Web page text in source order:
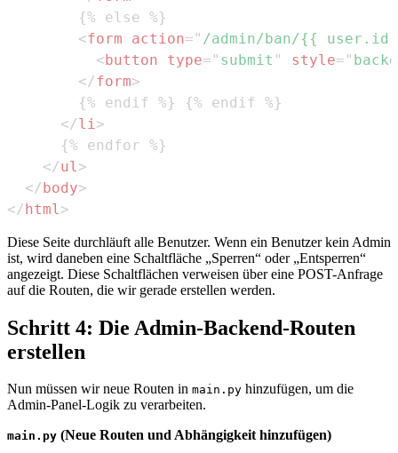
<form action= " /admin/ban/{{
<button type= " submit " style= "
</form>
</li >
</ul >
</body>
</html >
Diese Seite durchläuft alle Benutzer. Wenn ein Benutzer kein Admin
ist, wird daneben eine Schaltfläche „Sperren“ oder „Entsperren“
angezeigt. Diese Schaltflächen verweisen über eine POST-Anfrage
auf die Routen, die wir gerade erstellen werden.
Schritt 4: Die Admin-Backend-Routen
erstellen
Nun müssen wir neue Routen in main.py hinzufügen, um die
Admin-Panel-Logik zu verarbeiten.
main.py (Neue Routen und Abhängigkeit hinzufügen)